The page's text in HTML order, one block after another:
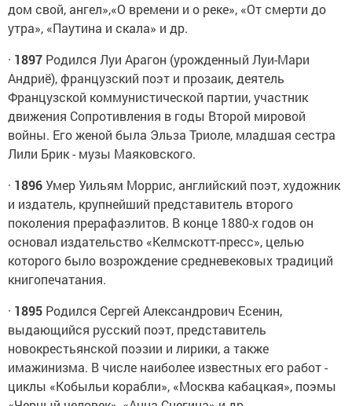
дом свой, ангел»,«О времени и о реке», «От смерти до
утра», «Паутина и скала» и др.
· 1897 Родился Луи Арагон (урожденный Луи-Мари
Андриё), французский поэт и прозаик, деятель
Французской коммунистической партии, участник
движения Сопротивления в годы Второй мировой
войны. Его женой была Эльза Триоле, младшая сестра
Лили Брик - музы Маяковского.
· 1896Умер Уильям Моррис, английский поэт, художник
и издатель, крупнейший представитель второго
поколения прерафаэлитов. В конце 1880-х годов он
основал издательство «Келмскотт-пресс», целью
которого было возрождение средневековых традиций
книгопечатания.
· 1895 Родился Сергей Александрович Есенин,
выдающийся русский поэт, представитель
новокрестьянской поэзии и лирики, а также
имажинизма. В числе наиболее известных его работ -
циклы «Кобыльи корабли», «Москва кабацкая», поэмы